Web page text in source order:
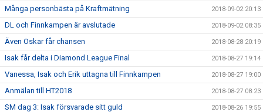
Många personbästa på Kraftmätning 2018-09-02 20:13
DL och Finnkampen är avslutade 2018-09-02 08:35
Även Oskar får chansen 2018-08-28 20:19
Isak får delta i Diamond League Final 2018-08-27 19:14
Vanessa, Isak och Erik uttagna till Finnkampen 2018-08-27 19:00
Anmälan till HT2018 2018-08-27 08:23
SM dag 3: Isak försvarade sitt guld 2018-08-26 19:55